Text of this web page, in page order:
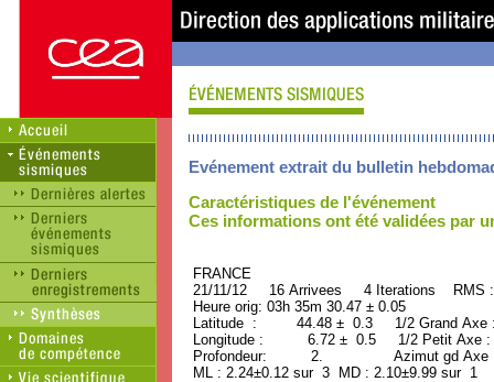
Evénement extrait du bulletin
Caractéristiques de l'événement
Ces informations ont été validées par
FRANCE ORID :
21/11/12 16 Arrivees 4 Iterations RMS
Heure orig: 03h 35m 30.47 ± 0.05
Latitude : 44.48 ± 0.3 1/2 Grand
Longitude : 6.72 ± 0.5 1/2 Petit Axe
Profondeur: 2. Azimut gd Axe :
ML : 2.24±0.12 sur 3 MD : 2.10±9.99 sur 1